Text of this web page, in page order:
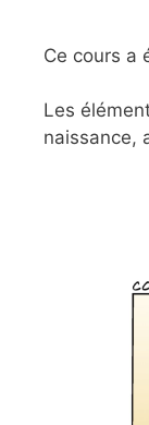
Ce cours a
Les
naissance,